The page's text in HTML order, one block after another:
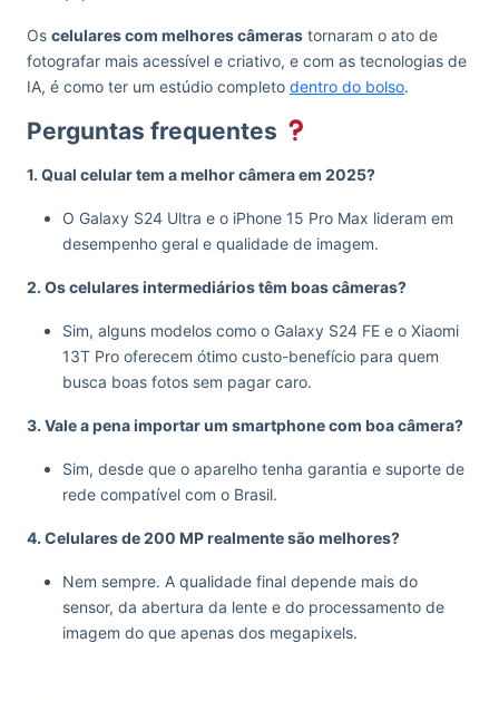
Os celulares com melhores câmeras tornaram o ato de
fotografar mais acessível e criativo, e com as tecnologias de
IA, é como ter um estúdio completo dentro do bolso.
Perguntas frequentes
1. Qual celular tem a melhor câmera em 2025?
O Galaxy S24 Ultra e o iPhone 15 Pro Max lideram em
desempenho geral e qualidade de imagem.
2. Os celulares intermediários têm boas câmeras?
Sim, alguns modelos como o Galaxy S24 FE e o Xiaomi
13T Pro oferecem ótimo custo-benefício para quem
busca boas fotos sem pagar caro.
3. Vale a pena importar um smartphone com boa câmera?
Sim, desde que o aparelho tenha garantia e suporte de
rede compatível com o Brasil.
4. Celulares de 200 MP realmente são melhores?
Nem sempre. A qualidade final depende mais do
sensor, da abertura da lente e do processamento de
imagem do que apenas dos megapixels.